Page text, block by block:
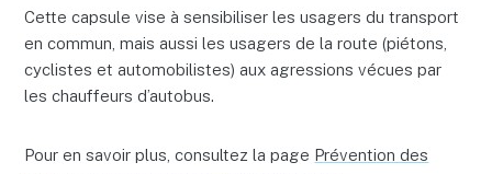
Cette capsule vise à sensibiliser les usagers du transport
en commun, mais aussi les usagers de la route (piétons,
cyclistes et automobilistes) aux agressions vécues par
les chauffeurs d’autobus.
Pour en savoir plus, consultez la page Prévention des